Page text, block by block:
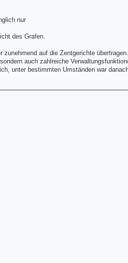
nur
des Grafen.
zunehmend auf die Zentgerichte
auch zahlreiche
unter bestimmten Umständen war